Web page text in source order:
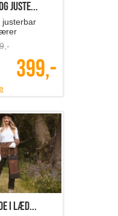
juste...
justerbar
,-
399,-
i læd...